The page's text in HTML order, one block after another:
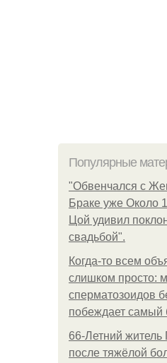
Популярные
"Обвенчался с
Браке уже Около
Цой удивил
свадьбой".
Когда-то всем
слишком просто:
сперматозоидов
побеждает самый
66-Летний житель
после тяжёлой